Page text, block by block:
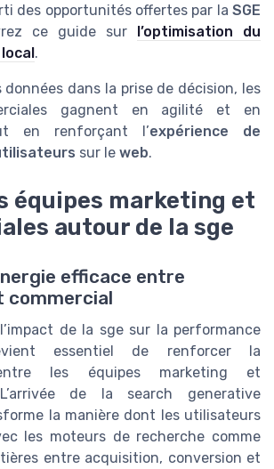
des opportunités offertes par la SGE
ce guide sur l’optimisation du
.
dans la prise de décision, les
gagnent en agilité et en
en renforçant l’expérience de
sur le web.
équipes marketing et
autour de la sge
efficace entre
commercial
de la sge sur la performance
essentiel de renforcer la
les équipes marketing et
de la search generative
la manière dont les utilisateurs
les moteurs de recherche comme
entre acquisition, conversion et